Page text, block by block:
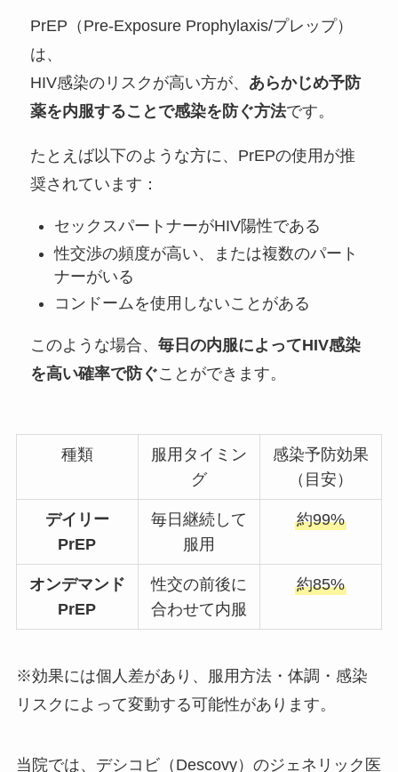
PrEP（Pre-Exposure Prophylaxis/プレップ）
は、
HIV感染のリスクが高い方が、 あらかじめ予防
薬を内服することで感染を防ぐ方法です。
たとえば以下のような方に、PrEPの使用が推
奨されています：
セックスパートナーがHIV陽性である
性交渉の頻度が高い、または複数のパート
ナーがいる
コンドームを使用しないことがある
このような場合、毎日の内服によってHIV感染
を高い確率で防ぐことができます。
種類
服用タイミン
グ
感染予防効果
（目安）
デイリー
PrEP
毎日継続して
服用
約99%
オンデマンド
PrEP
性交の前後に
合わせて内服
約85%
※効果には個人差があり、服用方法・体調・感染
リスクによって変動する可能性があります。
当院では、デシコビ（Descovy）のジェネリック医